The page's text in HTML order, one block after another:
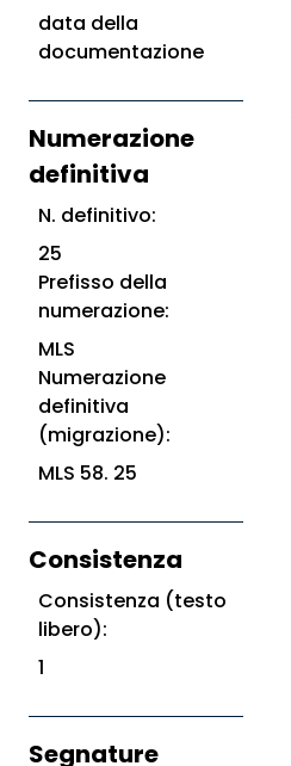
data della
documentazione
Numerazione
definitiva
N. definitivo:
25
Prefisso della
numerazione:
MLS
Numerazione
definitiva
(migrazione):
MLS 58. 25
Consistenza
Consistenza (testo
libero):
1
Segnature